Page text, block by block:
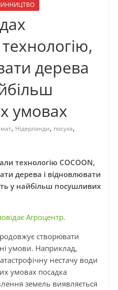
дерева
умовах
, Нідерланди, посуха,
технологію COCOON,
дерева і відновлювати
у найбільш посушливих
Агроцентр.
створювати
умови. Наприклад,
нестачу води
умовах посадка
земель виявляється